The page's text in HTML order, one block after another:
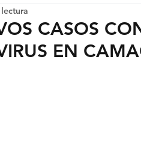
Entrevistas
CASOS
EN